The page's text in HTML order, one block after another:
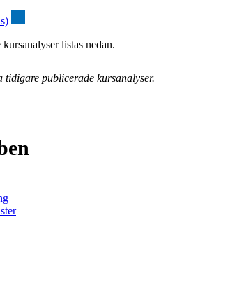
listas nedan.
tidigare publicerade kursanalyser.